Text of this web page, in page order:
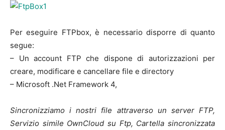
Per eseguire FTPbox, è necessario disporre di quanto
segue:
– Un account FTP che dispone di autorizzazioni per
creare, modificare e cancellare file e directory
– Microsoft .Net Framework 4,
Sincronizziamo i nostri file attraverso un server FTP,
Servizio simile OwnCloud su Ftp, Cartella sincronizzata